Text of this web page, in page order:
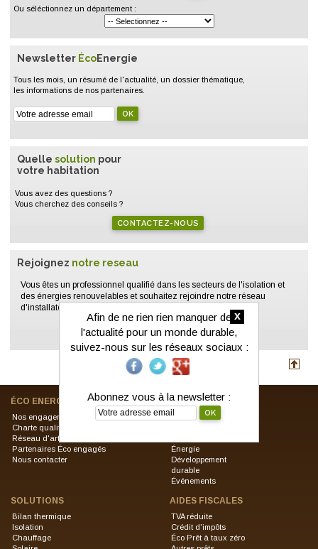
Ou séléctionnez un département :
Newsletter ÉcoEnergie
Tous les mois, un résumé de l'actualité, un dossier thématique,
les informations de nos partenaires.
Quelle solution pour
votre habitation
Vous avez des questions ?
Vous cherchez des conseils ?
CONTACTEZ-NOUS
Rejoignez notre reseau
Vous êtes un professionnel qualifié dans les secteurs de l'isolation et
des énergies renouvelables et souhaitez rejoindre notre réseau
d'installateurs ?
PLUS DE DÉTAILS
ÉCO ENERGIE SOLUTIONS
Nos engagement
Charte qualité
Réseau d'artisans RGE
Partenaires Éco engagés
Nous contacter
ACTUALITÉS
À la une
Énergie
Développement
durable
Événements
SOLUTIONS
Bilan thermique
Isolation
Chauffage
AIDES FISCALES
TVA réduite
Crédit d'impôts
Éco Prêt à taux zéro
x
Afin de ne rien rien manquer de
l'actualité pour un monde durable,
suivez-nous sur les réseaux sociaux :
Abonnez vous à la newsletter :